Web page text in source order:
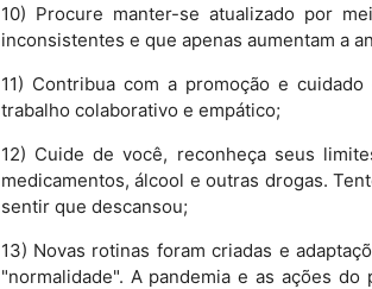
10) Procure manter-se atualizado por
inconsistentes e que apenas aumentam a
11) Contribua com a promoção e
trabalho colaborativo e empático;
12) Cuide de você, reconheça seus
medicamentos, álcool e outras drogas.
sentir que descansou;
13) Novas rotinas foram criadas e
"normalidade". A pandemia e as ações